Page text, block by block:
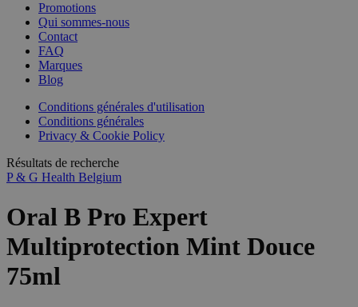
Promotions
Qui sommes-nous
Contact
FAQ
Marques
Blog
Conditions générales d'utilisation
Conditions générales
Privacy & Cookie Policy
Résultats de recherche
P & G Health Belgium
Oral B Pro Expert
Multiprotection Mint Douce
75ml